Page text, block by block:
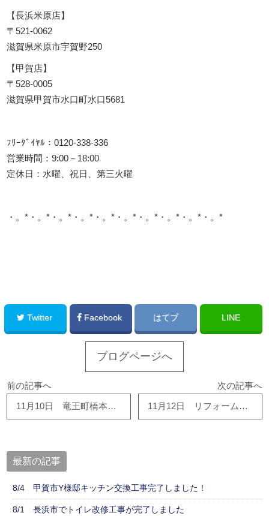
【長浜米原店】
〒521-0062
滋賀県米原市宇賀野250
【甲賀店】
〒528-0005
滋賀県甲賀市水口町水口5681
ﾌﾘｰﾀﾞｲﾔﾙ：0120-338-336
営業時間：9:00－18:00
定休日：水曜、祝日、第三火曜
・。*・。*・。*・。*・。*・。*・。*・。*・。*・。*
Twitter Facebook はてブ LINE
ブログページへ
前の記事へ
11月10日 竜王町橋本で2階ﾄｲﾚ新設工事・東近江市幸町で外装ﾘﾌｫｰﾑ工事進行中です！
次の記事へ
11月12日 リフォーム会社の社長です
最新の記事
8/4 甲賀市Y様邸キッチン交換工事完了しました！
8/1 長浜市でトイレ改修工事が完了しました